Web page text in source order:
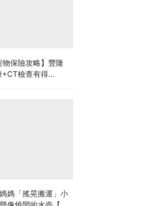
物保險攻略】豐隆
檢查有得
媽「搖晃搬運」小